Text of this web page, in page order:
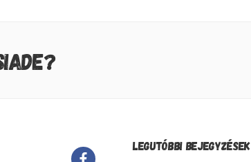
LEGUTÓBBI BEJEGYZÉSEK